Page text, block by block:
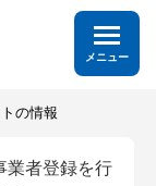
メニュー
の情報
業者登録を行